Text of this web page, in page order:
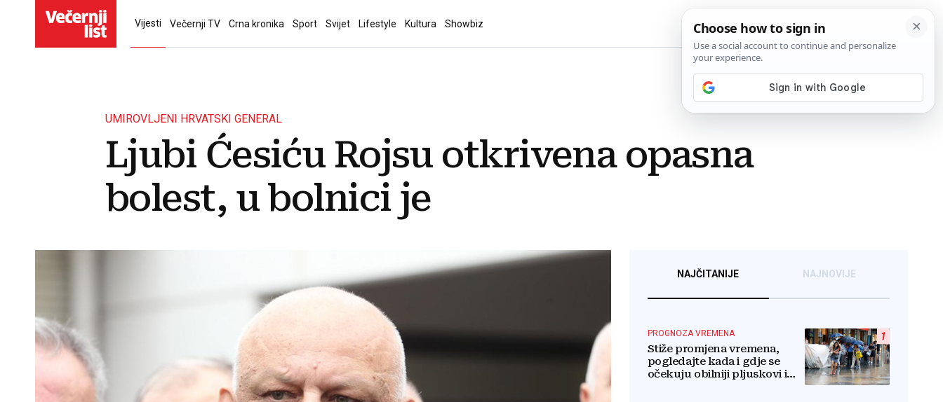
Vijesti Večernji TV Crna kronika Sport Svijet Lifestyle Kultura Showbiz
UMIROVLJENI HRVATSKI GENERAL
Ljubi Ćesiću Rojsu otkrivena opasna
bolest, u bolnici je
NAJČITANIJE NAJNOVIJE
1
PROGNOZA VREMENA
Stiže promjena vremena,
pogledajte kada i gdje se
očekuju obilniji pljuskovi i